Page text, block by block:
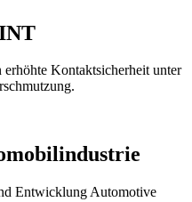
Kontaktsicherheit unter